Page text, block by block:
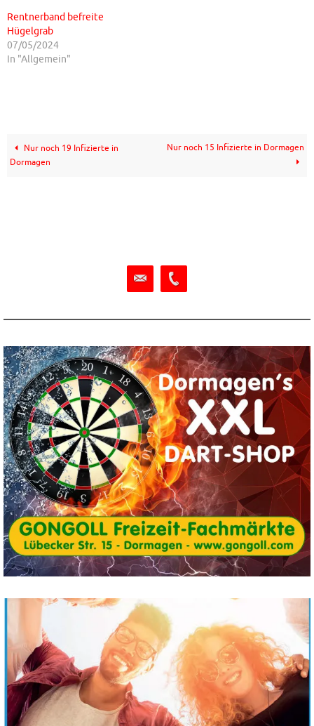
Rentnerband befreite
Hügelgrab
07/05/2024
In "Allgemein"
Nur noch 19 Infizierte in
Dormagen
Nur noch 15 Infizierte in Dormagen